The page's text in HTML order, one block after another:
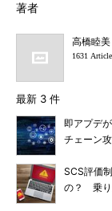
著者
高橋睦美
1631
最新 3 件
即アプデ
チェーン
SCS評価
の？ 乗り